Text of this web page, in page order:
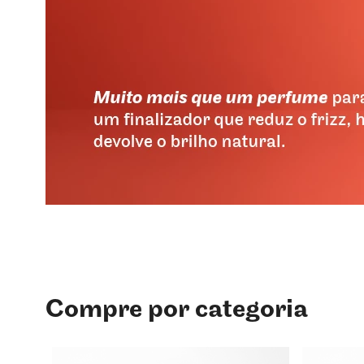
Compre por categoria